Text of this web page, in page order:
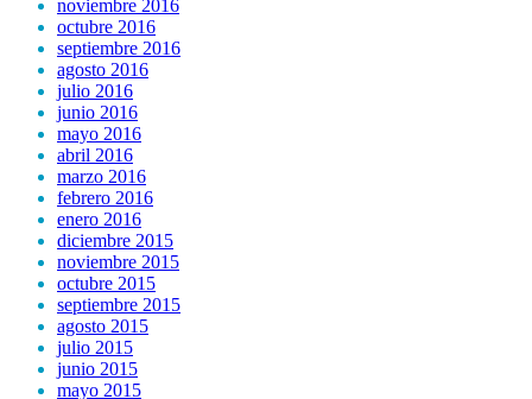
noviembre 2016
octubre 2016
septiembre 2016
agosto 2016
julio 2016
junio 2016
mayo 2016
abril 2016
marzo 2016
febrero 2016
enero 2016
diciembre 2015
noviembre 2015
octubre 2015
septiembre 2015
agosto 2015
julio 2015
junio 2015
mayo 2015